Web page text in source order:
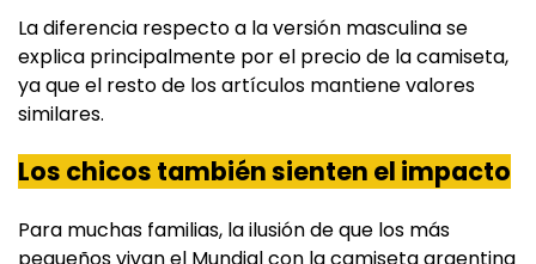
La diferencia respecto a la versión masculina se
explica principalmente por el precio de la camiseta,
ya que el resto de los artículos mantiene valores
similares.
Los chicos también sienten el impacto
Para muchas familias, la ilusión de que los más